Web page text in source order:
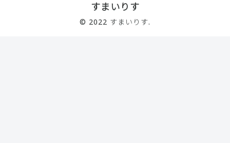
すまいりす
© 2022 すまいりす.